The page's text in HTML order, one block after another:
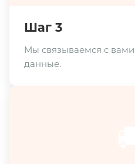
Шаг 3
Мы связываемся с
данные.